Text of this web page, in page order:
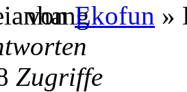
vonEkofun »
Zugriffe